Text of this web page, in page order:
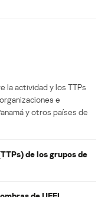
la actividad y los TTPs
e
y otros países de
de los grupos de